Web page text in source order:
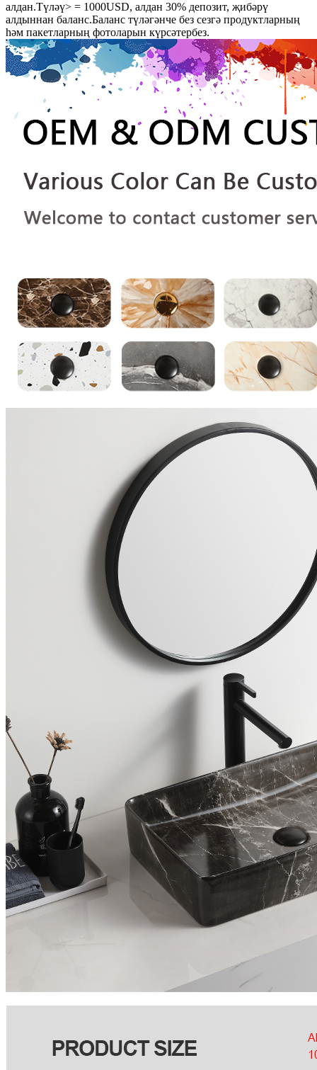
алдан.Түләү> = 1000USD, алдан 30% депозит, җибәрү
алдыннан баланс.Баланс түләгәнче без сезгә продуктларның
һәм пакетларның фотоларын күрсәтербез.